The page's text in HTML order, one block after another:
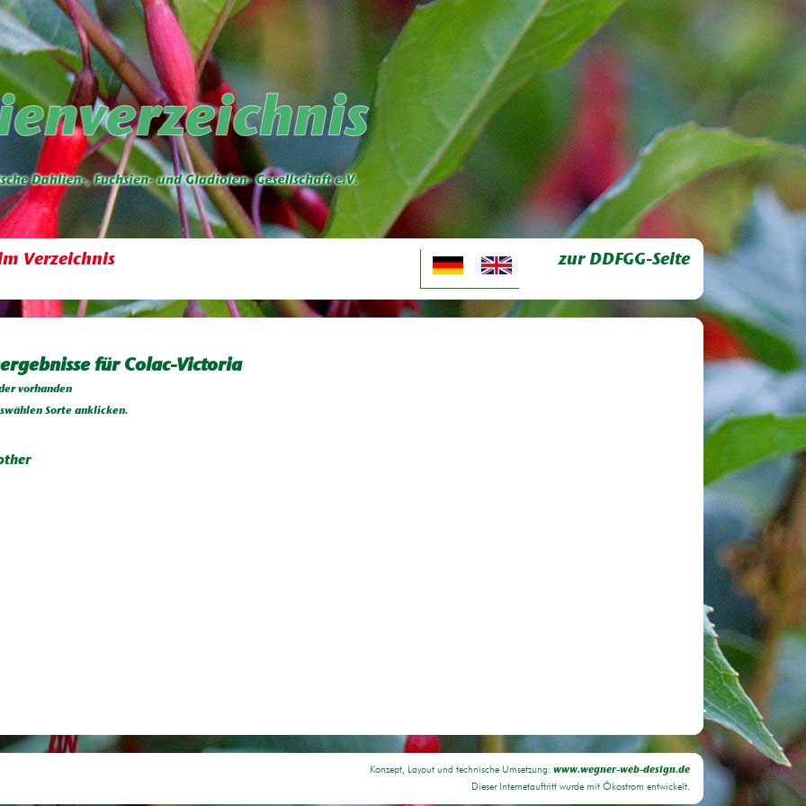
Verzeichnis zur DDFGG-Seite
für Colac-Victoria
vorhanden
Sorte anklicken.
Konzept, Layout und technische Umsetzung: www.wegner-web-design.de
Dieser Internetauftritt wurde mit Ökostrom entwickelt.